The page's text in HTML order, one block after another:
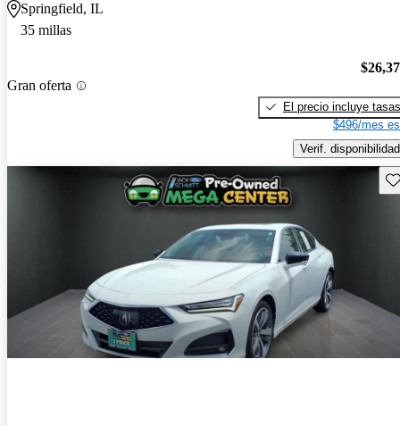
Springfield, IL
35 millas
Gran oferta
El precio incluye tasas
$496/mes
Verif. disponibilidad